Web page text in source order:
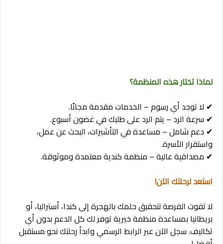
لماذا تختار هذه المنظمة؟
✔ لا توجد أي رسوم – الخدمات مقدمة مجانًا.
✔ سرعة الرد – يتم الرد على طلبك في غضون أسبوع.
✔ دعم شامل – مساعدة في التأشيرات، البحث عن عمل،
واستقرار الأسرة.
✔ مصداقية عالية – منظمة كندية معتمدة وموثوقة.
استعد لرحلتك الآن!
لا تفوت الفرصة لتحقيق حلمك بالهجرة إلى كندا، أستراليا، أو
بريطانيا بمساعدة منظمة خيرية توفر لك كل الدعم بدون أي
تكاليف. سجل الآن عبر الرابط الرسمي وابدأ رحلتك نحو مستقبل